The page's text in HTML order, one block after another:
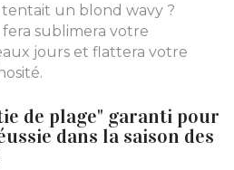
tentait un blond wavy ?
sublimera votre
jours et flattera votre
de plage" garanti pour
dans la saison des